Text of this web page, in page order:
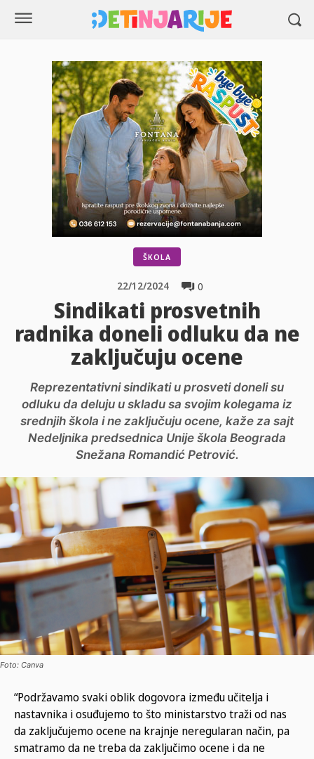
ŠKOLA
0
22/12/2024
Sindikati prosvetnih
radnika doneli odluku da ne
zaključuju ocene
Reprezentativni sindikati u prosveti doneli su
odluku da deluju u skladu sa svojim kolegama iz
srednjih škola i ne zaključuju ocene, kaže za sajt
Nedeljnika predsednica Unije škola Beograda
Snežana Romandić Petrović.
Foto: Canva
“Podržavamo svaki oblik dogovora između učitelja i
nastavnika i osuđujemo to što ministarstvo traži od nas
da zaključujemo ocene na krajnje neregularan način, pa
smatramo da ne treba da zaključimo ocene i da ne